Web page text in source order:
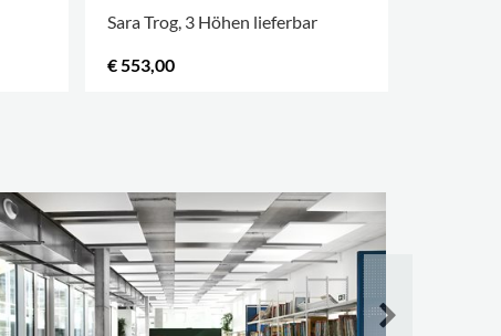
Sara Trog, 3 Höhen lieferbar
€ 553,00